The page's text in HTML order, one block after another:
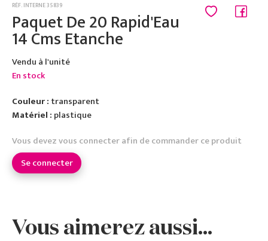
RÉF. INTERNE 35839
Paquet De 20 Rapid'Eau
14 Cms Etanche
Vendu à l'unité
En stock
Couleur : transparent
Matériel : plastique
Vous devez vous connecter afin de commander ce produit
Se connecter
Vous aimerez aussi...